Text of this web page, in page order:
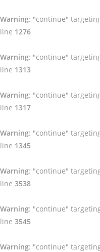
Warning: "continue"
line 1276
Warning: "continue"
line 1313
Warning: "continue"
line 1317
Warning: "continue"
line 1345
Warning: "continue"
line 3538
Warning: "continue"
line 3545
Warning: "continue"